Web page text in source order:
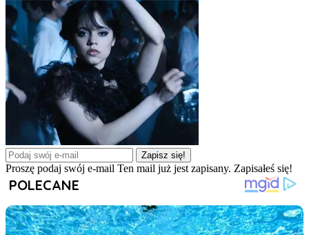
Zapisz się!
Proszę podaj swój e-mail Ten mail już jest zapisany. Zapisałeś się!